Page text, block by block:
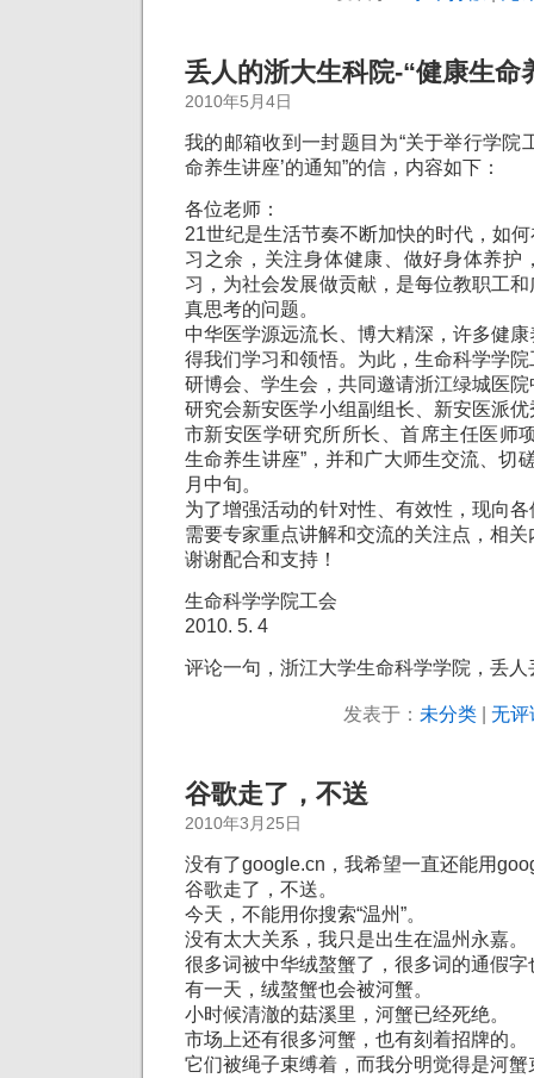
丢人的浙大生科院-“健康生命
2010年5月4日
我的邮箱收到一封题目为“关于举行学院
命养生讲座’的通知‏”的信，内容如下：
各位老师：
21世纪是生活节奏不断加快的时代，如
习之余，关注身体健康、做好身体养护
习，为社会发展做贡献，是每位教职工
真思考的问题。
中华医学源远流长、博大精深，许多健
得我们学习和领悟。为此，生命科学学
研博会、学生会，共同邀请浙江绿城医
研究会新安医学小组副组长、新安医派
市新安医学研究所所长、首席主任医师
生命养生讲座”，并和广大师生交流、切
月中旬。
为了增强活动的针对性、有效性，现向
需要专家重点讲解和交流的关注点，相
谢谢配合和支持！
生命科学学院工会
2010. 5. 4
评论一句，浙江大学生命科学学院，丢人
发表于： 未分类| 无评
谷歌走了，不送
2010年3月25日
没有了google.cn，我希望一直还能用
谷歌走了，不送。
今天，不能用你搜索“温州”。
没有太大关系，我只是出生在温州永嘉。
很多词被中华绒螯蟹了，很多词的通假
有一天，绒螯蟹也会被河蟹。
小时候清澈的菇溪里，河蟹已经死绝。
市场上还有很多河蟹，也有刻着招牌的。
它们被绳子束缚着，而我分明觉得是河蟹